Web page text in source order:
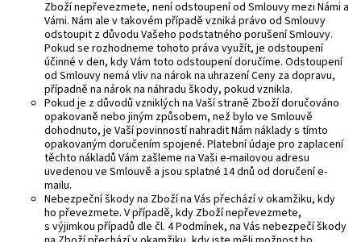
Zboží nepřevezmete, není odstoupení od Smlouvy mezi Námi a
Vámi. Nám ale v takovém případě vzniká právo od Smlouvy
odstoupit z důvodu Vašeho podstatného porušení Smlouvy.
Pokud se rozhodneme tohoto práva využít, je odstoupení
účinné v den, kdy Vám toto odstoupení doručíme. Odstoupení
od Smlouvy nemá vliv na nárok na uhrazení Ceny za dopravu,
případně na nárok na náhradu škody, pokud vznikla.
Pokud je z důvodů vzniklých na Vaší straně Zboží doručováno
opakovaně nebo jiným způsobem, než bylo ve Smlouvě
dohodnuto, je Vaší povinností nahradit Nám náklady s tímto
opakovaným doručením spojené. Platební údaje pro zaplacení
těchto nákladů Vám zašleme na Vaši e-mailovou adresu
uvedenou ve Smlouvě a jsou splatné 14 dnů od doručení e-
mailu.
Nebezpeční škody na Zboží na Vás přechází v okamžiku, kdy
ho převezmete. V případě, kdy Zboží nepřevezmete,
s výjimkou případů dle čl. 4 Podmínek, na Vás nebezpečí škody